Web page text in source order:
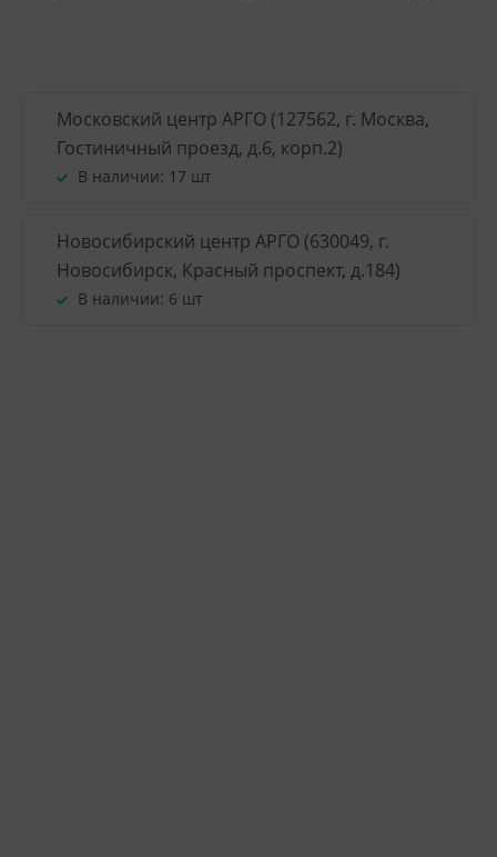
Московский центр АРГО (127562, г. Москва,
Гостиничный проезд, д.6, корп.2)
В наличии: 17 шт
Новосибирский центр АРГО (630049, г.
Новосибирск, Красный проспект, д.184)
В наличии: 6 шт